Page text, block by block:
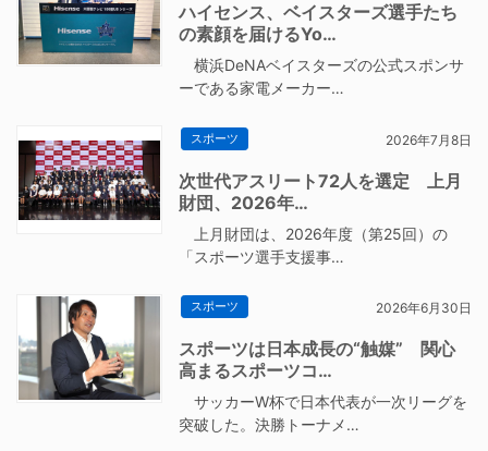
ハイセンス、ベイスターズ選手たち
の素顔を届けるYo…
横浜DeNAベイスターズの公式スポンサ
ーである家電メーカー…
スポーツ 2026年7月8日
次世代アスリート72人を選定 上月
財団、2026年…
上月財団は、2026年度（第25回）の
「スポーツ選手支援事…
スポーツ 2026年6月30日
スポーツは日本成長の“触媒” 関心
高まるスポーツコ…
サッカーW杯で日本代表が一次リーグを
突破した。決勝トーナメ…